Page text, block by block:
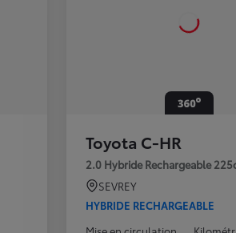
Toyota C-HR
2.0 Hybride Rechargeable
SEVREY
HYBRIDE RECHARGEABLE